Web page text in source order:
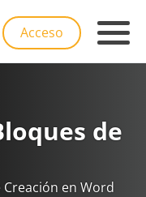
Acceso
de
en Word